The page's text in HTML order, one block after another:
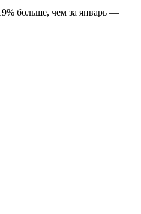
больше, чем за январь —